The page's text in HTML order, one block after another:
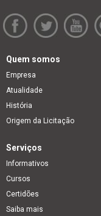
Quem somos
Empresa
Atualidade
História
Origem da Licitação
Serviços
Informativos
Cursos
Certidões
Saiba mais